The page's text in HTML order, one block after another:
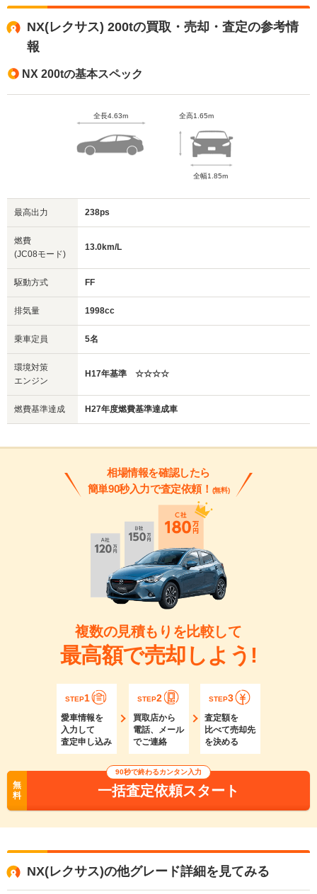
NX(レクサス) 200tの買取・売却・査定の参考情
報
NX 200tの基本スペック
全長4.63m 全高1.65m
全幅1.85m
最高出力 238ps
燃費
(JC08モード)
13.0km/L
駆動方式 FF
排気量 1998cc
乗車定員 5名
環境対策
エンジン
H17年基準 ☆☆☆☆
燃費基準達成 H27年度燃費基準達成車
相場情報を確認したら
簡単90秒入力で査定依頼！ (無料)
複数の見積もりを比較して
最高額で売却しよう!
STEP1
愛車情報を
入力して
査定申し込み
STEP2
買取店から
電話、メール
でご連絡
STEP3
査定額を
比べて売却先
を決める
無
料
90秒で終わるカンタン入力
一括査定依頼スタート
NX(レクサス)の他グレード詳細を見てみる